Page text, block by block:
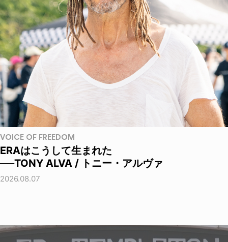
VOICE OF FREEDOM
ERAはこうして生まれた
──TONY ALVA / トニー・アルヴァ
2026.08.07